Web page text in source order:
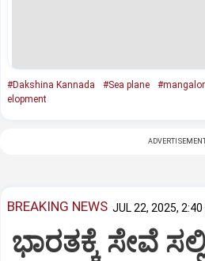
#Dakshina Kannada #Sea plane
elopment
BREAKING NEWS JUL 22, 2025, 2:40
ಭಾರತಕ್ಕೆ ಸೇವೆ